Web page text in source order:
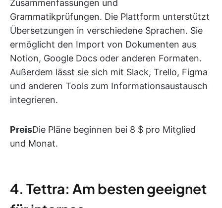
Zusammenfassungen und
Grammatikprüfungen. Die Plattform unterstützt
Übersetzungen in verschiedene Sprachen. Sie
ermöglicht den Import von Dokumenten aus
Notion, Google Docs oder anderen Formaten.
Außerdem lässt sie sich mit Slack, Trello, Figma
und anderen Tools zum Informationsaustausch
integrieren.
PreisDie Pläne beginnen bei 8 $ pro Mitglied
und Monat.
4. Tettra: Am besten geeignet